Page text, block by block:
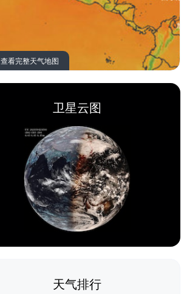
查看完整天气地图
卫星云图
天气排行